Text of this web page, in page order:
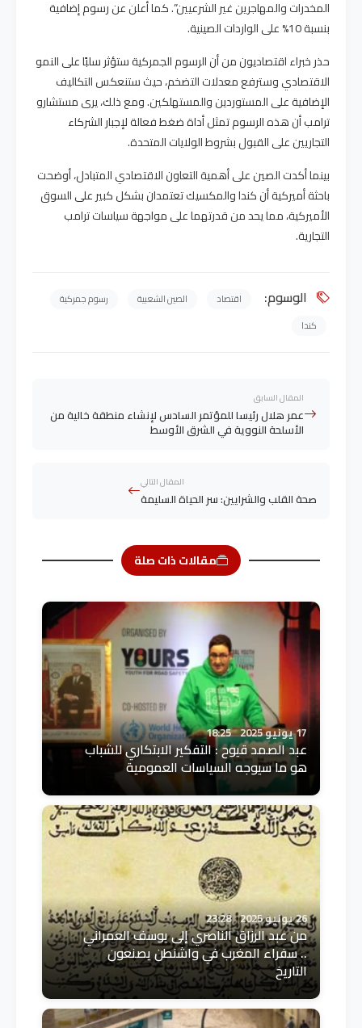
المخدرات والمهاجرين غير الشرعيين”. كما أعلن عن رسوم إضافية
بنسبة 10% على الواردات الصينية.
حذر خبراء اقتصاديون من أن الرسوم الجمركية ستؤثر سلبًا على النمو
الاقتصادي وسترفع معدلات التضخم، حيث ستنعكس التكاليف
الإضافية على المستوردين والمستهلكين. ومع ذلك، يرى مستشارو
ترامب أن هذه الرسوم تمثل أداة ضغط فعالة لإجبار الشركاء
التجاريين على القبول بشروط الولايات المتحدة.
بينما أكدت الصين على أهمية التعاون الاقتصادي المتبادل، أوضحت
باحثة أميركية أن كندا والمكسيك تعتمدان بشكل كبير على السوق
الأميركية، مما يحد من قدرتهما على مواجهة سياسات ترامب
التجارية.
الوسوم: اقتصاد الصين الشعبية
رسوم جمركية
كندا
المقال السابق
عمر هلال رئيسا للمؤتمر السادس لإنشاء منطقة خالية من
الأسلحة النووية في الشرق الأوسط
المقال التالي
صحة القلب والشرايين: سر الحياة السليمة
مقالات ذات صلة
17 يونيو 2025 18:25
عبد الصمد قيوح : التفكير الابتكاري للشباب
هو ما سيوجه السياسات العمومية
26 يونيو 2025 23:28
من عبد الرزاق الناصري إلى يوسف العمراني
.. سفراء المغرب في واشنطن يصنعون
التاريخ